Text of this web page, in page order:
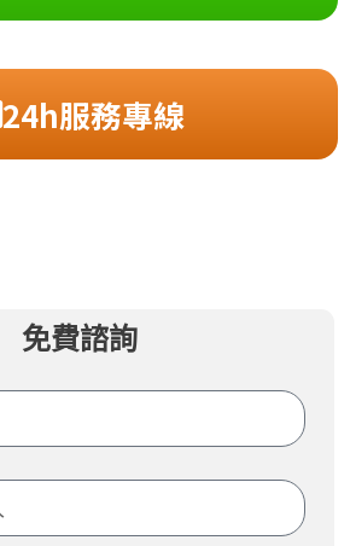
24h服務專線
免費諮詢